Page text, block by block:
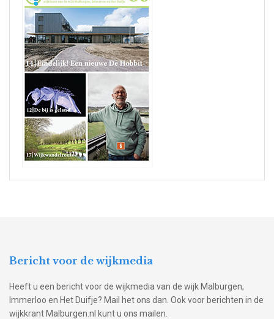
Bericht voor de wijkmedia
Heeft u een bericht voor de wijkmedia van de wijk Malburgen,
Immerloo en Het Duifje? Mail het ons dan. Ook voor berichten in de
wijkkrant Malburgen.nl kunt u ons mailen.